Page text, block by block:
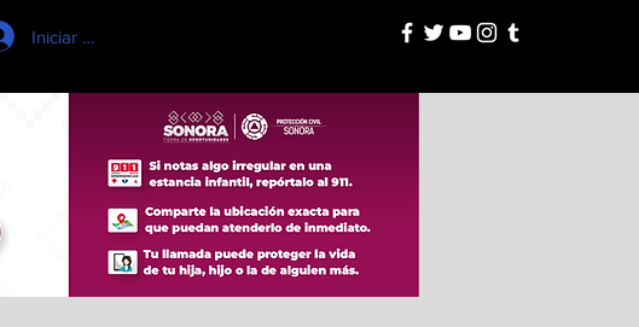
Iniciar sesión